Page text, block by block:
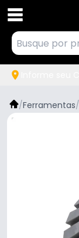
/Ferramentas/